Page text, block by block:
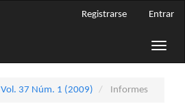
Registrarse Entrar
Toggle
Vol. 37 Núm. 1 (2009) Informes